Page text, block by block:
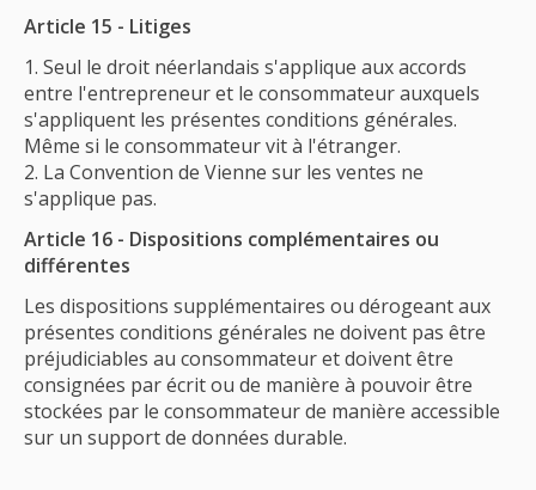
Article 15 - Litiges
Seul le droit néerlandais s'applique aux accords
entre l'entrepreneur et le consommateur auxquels
s'appliquent les présentes conditions générales.
Même si le consommateur vit à l'étranger.
La Convention de Vienne sur les ventes ne
s'applique pas.
Article 16 - Dispositions complémentaires ou
différentes
Les dispositions supplémentaires ou dérogeant aux
présentes conditions générales ne doivent pas être
préjudiciables au consommateur et doivent être
consignées par écrit ou de manière à pouvoir être
stockées par le consommateur de manière accessible
sur un support de données durable.